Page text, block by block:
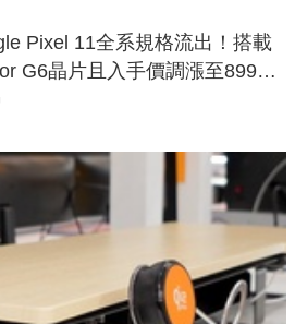
Pixel 11全系規格流出！搭載
G6晶片且入手價調漲至899美